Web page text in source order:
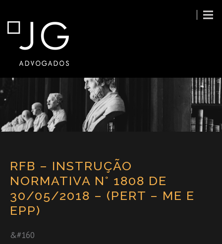
RFB – INSTRUÇÃO
NORMATIVA N° 1808 DE
30/05/2018 – (PERT – ME E
EPP)
&#160